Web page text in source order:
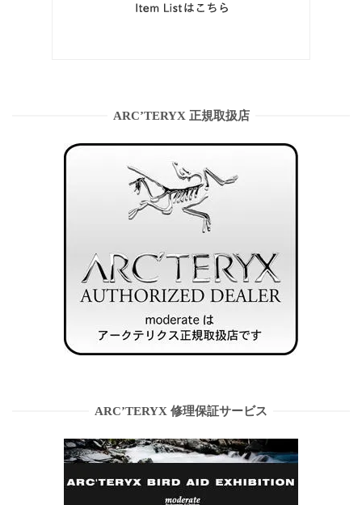
ARC’TERYX 正規取扱店
ARC’TERYX 修理保証サービス